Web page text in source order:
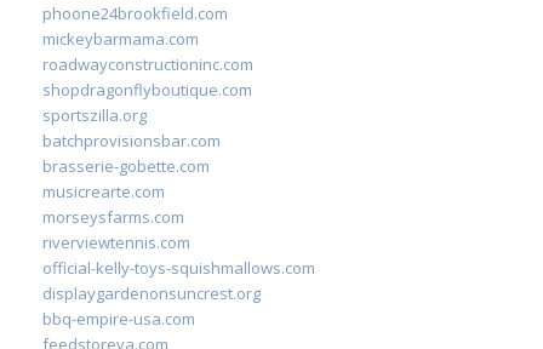
phoone24brookfield.com
mickeybarmama.com
roadwayconstructioninc.com
shopdragonflyboutique.com
sportszilla.org
batchprovisionsbar.com
brasserie-gobette.com
musicrearte.com
morseysfarms.com
riverviewtennis.com
official-kelly-toys-squishmallows.com
displaygardenonsuncrest.org
bbq-empire-usa.com
feedstoreva.com